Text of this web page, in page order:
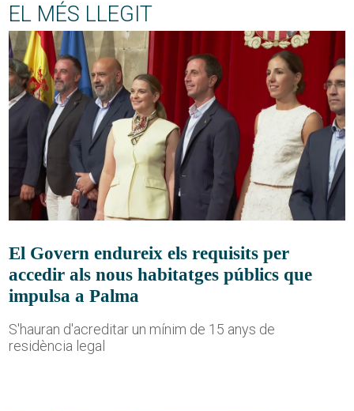
EL MÉS LLEGIT
El Govern endureix els requisits per
accedir als nous habitatges públics que
impulsa a Palma
S'hauran d'acreditar un mínim de 15 anys de
residència legal